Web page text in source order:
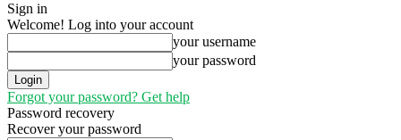
Sign in
Welcome! Log into your account
your username
your password
Forgot your password? Get help
Password recovery
Recover your password